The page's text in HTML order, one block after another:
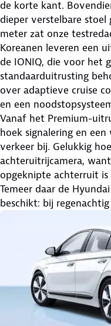
de korte kant.
dieper verstelbare stoel
meter zat onze
Koreanen leveren een
de IONIQ, die voor het
standaarduitrusting
over adaptieve cruise
en een
Vanaf het Premium-
hoek signalering en
verkeer bij. Gelukkig
achteruitrijcamera,
opgeknipte achterruit
Temeer daar de
beschikt: bij